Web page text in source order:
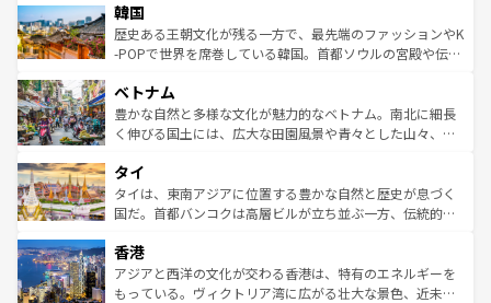
ワイを、存分に味わってほしい。 なお、新着のハワイ情報
はコンテンツ一覧を参照してほしい。
いる。アクティビティも充実しており、サーフィンやダイ
ビング、ハイキングなど、アウトドア好きにはたまらな
い。オーストラリアの多彩な魅力を存分に味わいつくそ
参照してほしい。
ン）、静ひつな山岳地帯である台湾東部など、都市の喧騒
と山間の静けさが共存しており、訪れる人に新しい発見と
驚きをもたらしてくれる。また、奥深い台湾の食文化も魅
容にもいいと評判のスイーツなど、バラエティ豊かな料理
が味わえる。 なお、新着の台湾情報は コンテンツ一覧を参
照してほしい。
韓国
歴史ある王朝文化が残る一方で、最先端のファッションやK
-POPで世界を席巻している韓国。首都ソウルの宮殿や伝統
き、地方に足を延ばせば四季折々の自然美を楽しむことが
できる。そして、キムチや焼肉、絶品のストリートフード
まで、さまざまな韓国料理が待っている。夜には、韓国な
リティに包まれながら、韓国の多彩な魅力を心ゆくまで味
わってみてほしい。 なお、新着の韓国情報はコンテンツ一
覧を参照してほしい。
ベトナム
豊かな自然と多様な文化が魅力的なベトナム。南北に細長
く伸びる国土には、広大な田園風景や青々とした山々、世
急速な発展と共に伝統が息づく。ハノイの古い町並みやホ
ーチミン市のフランス統治時代の建物も、独特の雰囲気を
醸し出している。また、バラエティの豊かさとおいしさで
とつ。フォーやバインミー、ベトナムコーヒーなどは、ぜ
ひ現地で味わいたい。どの地域を訪れてもあたたかい人々
が旅行者を迎えてくれるので、きっと忘れられない旅にな
タイ
タイは、東南アジアに位置する豊かな自然と歴史が息づく
国だ。首都バンコクは高層ビルが立ち並ぶ一方、伝統的な
の活気が交差している。北部ではチェンマイなどの山岳地
帯で自然と触れ合い、南部ではプーケットやクラビの美し
いビーチでリゾート気分を楽しむことができる。タイ料理
香港
アジアと西洋の文化が交わる香港は、特有のエネルギーを
もっている。ヴィクトリア湾に広がる壮大な景色、近未来